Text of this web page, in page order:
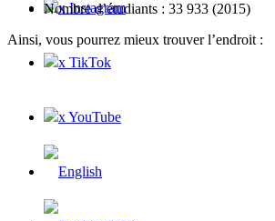
x Instagram
x TikTok
x YouTube
Nombre d’étudiants : 33 933 (2015)
Ainsi, vous pourrez mieux trouver l’endroit :